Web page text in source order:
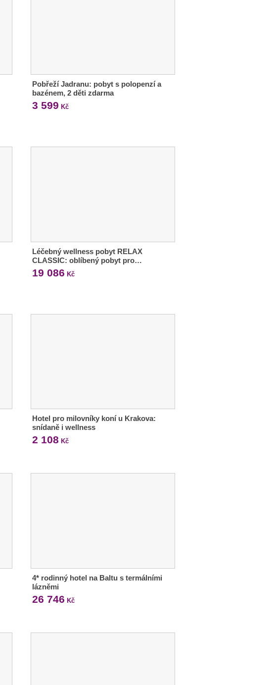
Pobřeží Jadranu: pobyt s polopenzí a
bazénem, 2 děti zdarma
3 599 Kč
Léčebný wellness pobyt RELAX
CLASSIC: oblíbený pobyt pro…
19 086 Kč
Hotel pro milovníky koní u Krakova:
snídaně i wellness
2 108 Kč
4* rodinný hotel na Baltu s termálními
lázněmi
26 746 Kč